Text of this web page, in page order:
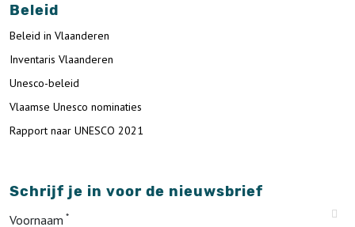
Beleid
Beleid in Vlaanderen
Inventaris Vlaanderen
Unesco-beleid
Vlaamse Unesco nominaties
Rapport naar UNESCO 2021
Schrijf je in voor de nieuwsbrief
Voornaam